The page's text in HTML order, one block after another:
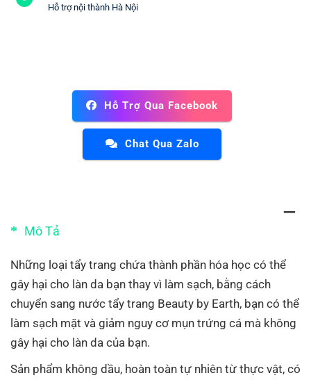
Hỗ trợ nội thành Hà Nội
Hỗ Trợ Qua Facebook
Chat Qua Zalo
Mô Tả
Những loại tẩy trang chứa thành phần hóa học có thể
gây hại cho làn da bạn thay vì làm sạch, bằng cách
chuyển sang nước tẩy trang Beauty by Earth, bạn có thể
làm sạch mặt và giảm nguy cơ mụn trứng cá mà không
gây hại cho làn da của bạn.
Sản phẩm không dầu, hoàn toàn tự nhiên từ thực vật, có